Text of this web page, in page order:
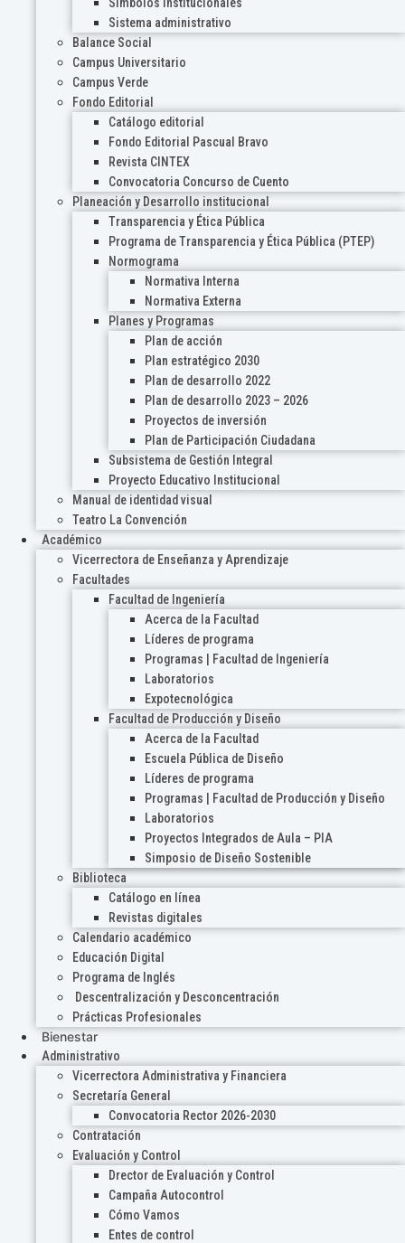
Símbolos institucionales
Sistema administrativo
Balance Social
Campus Universitario
Campus Verde
Fondo Editorial
Catálogo editorial
Fondo Editorial Pascual Bravo
Revista CINTEX
Convocatoria Concurso de Cuento
Planeación y Desarrollo institucional
Transparencia y Ética Pública
Programa de Transparencia y Ética Pública (PTEP)
Normograma
Normativa Interna
Normativa Externa
Planes y Programas
Plan de acción
Plan estratégico 2030
Plan de desarrollo 2022
Plan de desarrollo 2023 – 2026
Proyectos de inversión
Plan de Participación Ciudadana
Subsistema de Gestión Integral
Proyecto Educativo Institucional
Manual de identidad visual
Teatro La Convención
Académico
Vicerrectora de Enseñanza y Aprendizaje
Facultades
Facultad de Ingeniería
Acerca de la Facultad
Líderes de programa
Programas | Facultad de Ingeniería
Laboratorios
Expotecnológica
Facultad de Producción y Diseño
Acerca de la Facultad
Escuela Pública de Diseño
Líderes de programa
Programas | Facultad de Producción y Diseño
Laboratorios
Proyectos Integrados de Aula – PIA
Simposio de Diseño Sostenible
Biblioteca
Catálogo en línea
Revistas digitales
Calendario académico
Educación Digital
Programa de Inglés
Descentralización y Desconcentración
Prácticas Profesionales
Bienestar
Administrativo
Vicerrectora Administrativa y Financiera
Secretaría General
Convocatoria Rector 2026-2030
Contratación
Evaluación y Control
Drector de Evaluación y Control
Campaña Autocontrol
Cómo Vamos
Entes de control